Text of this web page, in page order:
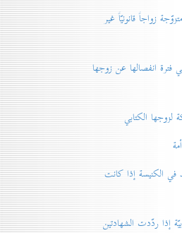
قانونيّاً غير
انفصالها عن زوجها
الكتابي
إذا كانت
ردّدت الشهادتين